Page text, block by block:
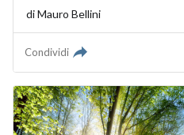
diMauro Bellini
Condividi